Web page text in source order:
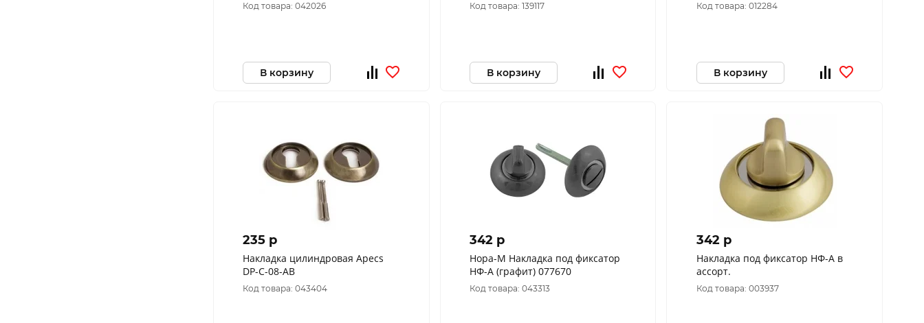
Код товара: 042026
В корзину
Код товара: 139117
В корзину
Код товара: 012284
В корзину
235 p
Накладка цилиндровая Apecs
DP-C-08-AB
Код товара: 043404
342 p
Нора-М Накладка под фиксатор
НФ-А (графит) 077670
Код товара: 043313
342 p
Накладка под фиксатор НФ-А в
ассорт.
Код товара: 003937